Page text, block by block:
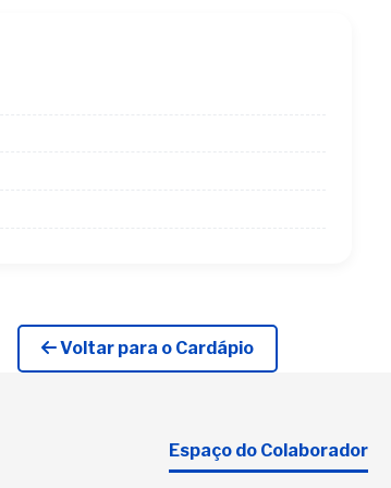
Voltar para o Cardápio
Espaço do Colaborador